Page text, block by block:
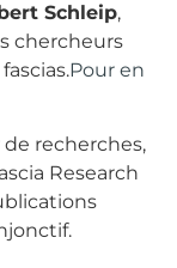
Schleip,
chercheurs
Pour en
recherches,
Research